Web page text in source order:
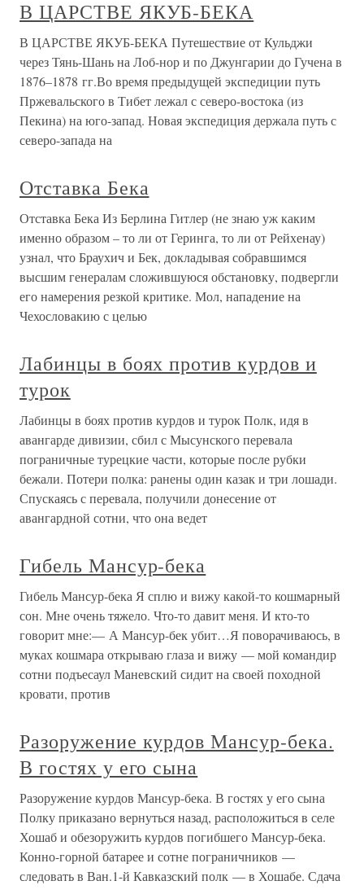
В ЦАРСТВЕ ЯКУБ-БЕКА
В ЦАРСТВЕ ЯКУБ-БЕКА Путешествие от Кульджи
через Тянь-Шань на Лоб-нор и по Джунгарии до Гучена в
1876–1878 гг.Во время предыдущей экспедиции путь
Пржевальского в Тибет лежал с северо-востока (из
Пекина) на юго-запад. Новая экспедиция держала путь с
северо-запада на
Отставка Бека
Отставка Бека Из Берлина Гитлер (не знаю уж каким
именно образом – то ли от Геринга, то ли от Рейхенау)
узнал, что Браухич и Бек, докладывая собравшимся
высшим генералам сложившуюся обстановку, подвергли
его намерения резкой критике. Мол, нападение на
Чехословакию с целью
Лабинцы в боях против курдов и
турок
Лабинцы в боях против курдов и турок Полк, идя в
авангарде дивизии, сбил с Мысунского перевала
пограничные турецкие части, которые после рубки
бежали. Потери полка: ранены один казак и три лошади.
Спускаясь с перевала, получили донесение от
авангардной сотни, что она ведет
Гибель Мансур-бека
Гибель Мансур-бека Я сплю и вижу какой-то кошмарный
сон. Мне очень тяжело. Что-то давит меня. И кто-то
говорит мне:— А Мансур-бек убит…Я поворачиваюсь, в
муках кошмара открываю глаза и вижу — мой командир
сотни подъесаул Маневский сидит на своей походной
кровати, против
Разоружение курдов Мансур-бека.
В гостях у его сына
Разоружение курдов Мансур-бека. В гостях у его сына
Полку приказано вернуться назад, расположиться в селе
Хошаб и обезоружить курдов погибшего Мансур-бека.
Конно-горной батарее и сотне пограничников —
следовать в Ван.1-й Кавказский полк — в Хошабе. Сдача